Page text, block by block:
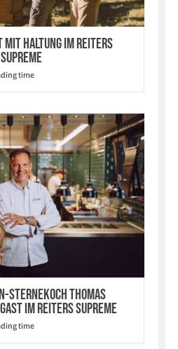
Haltung im Reiters
Supreme
time
Sternekoch Thomas
im Reiters Supreme
time